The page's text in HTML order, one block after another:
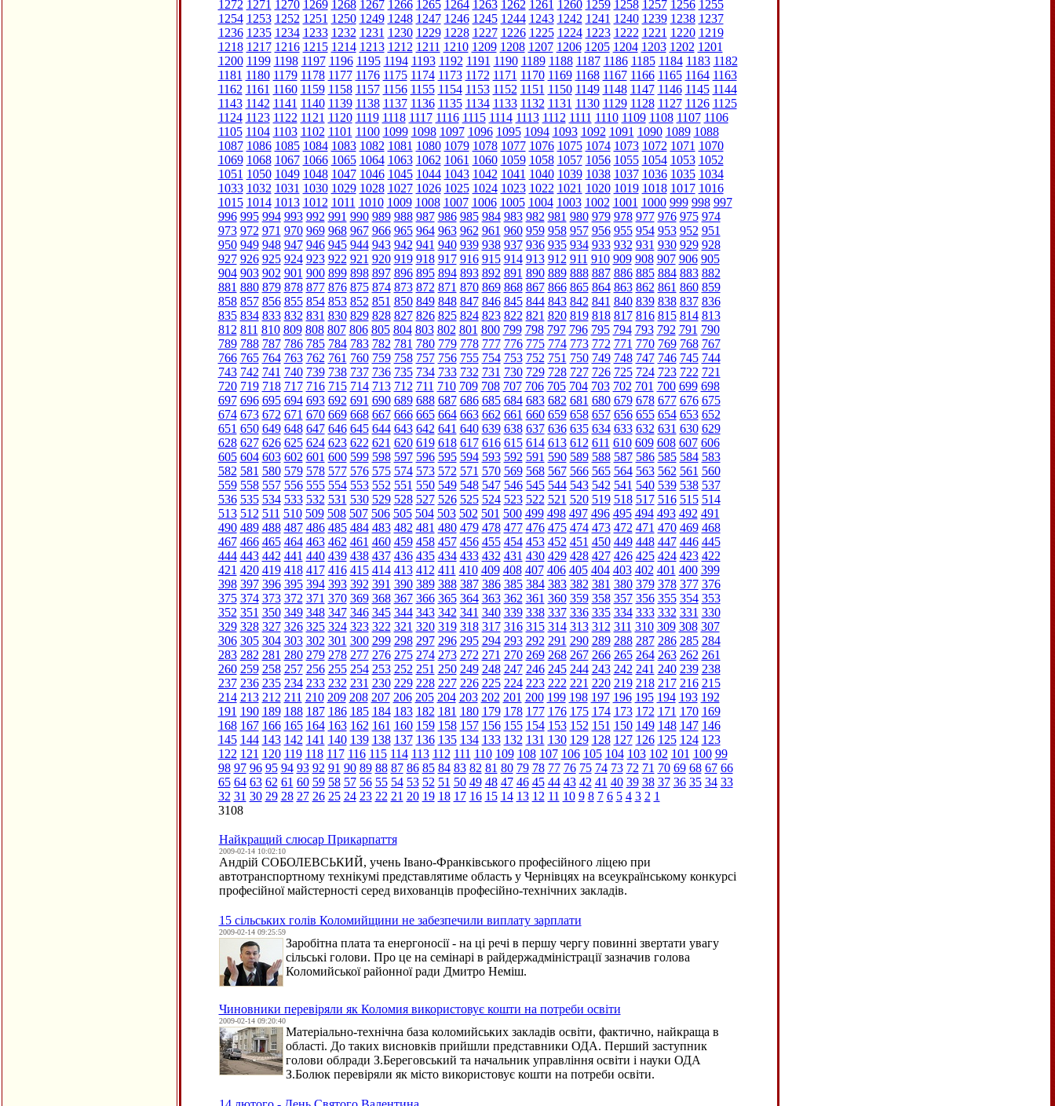
1272 1271 1270 1269 1268 1267 1266 1265 1264 1263 1262 1261 1260 1259 1258 1257 1256 1255
1254 1253 1252 1251 1250 1249 1248 1247 1246 1245 1244 1243 1242 1241 1240 1239 1238 1237
1236 1235 1234 1233 1232 1231 1230 1229 1228 1227 1226 1225 1224 1223 1222 1221 1220 1219
1218 1217 1216 1215 1214 1213 1212 1211 1210 1209 1208 1207 1206 1205 1204 1203 1202 1201
1200 1199 1198 1197 1196 1195 1194 1193 1192 1191 1190 1189 1188 1187 1186 1185 1184 1183 1182
1181 1180 1179 1178 1177 1176 1175 1174 1173 1172 1171 1170 1169 1168 1167 1166 1165 1164 1163
1162 1161 1160 1159 1158 1157 1156 1155 1154 1153 1152 1151 1150 1149 1148 1147 1146 1145 1144
1143 1142 1141 1140 1139 1138 1137 1136 1135 1134 1133 1132 1131 1130 1129 1128 1127 1126 1125
1124 1123 1122 1121 1120 1119 1118 1117 1116 1115 1114 1113 1112 1111 1110 1109 1108 1107 1106
1105 1104 1103 1102 1101 1100 1099 1098 1097 1096 1095 1094 1093 1092 1091 1090 1089 1088
1087 1086 1085 1084 1083 1082 1081 1080 1079 1078 1077 1076 1075 1074 1073 1072 1071 1070
1069 1068 1067 1066 1065 1064 1063 1062 1061 1060 1059 1058 1057 1056 1055 1054 1053 1052
1051 1050 1049 1048 1047 1046 1045 1044 1043 1042 1041 1040 1039 1038 1037 1036 1035 1034
1033 1032 1031 1030 1029 1028 1027 1026 1025 1024 1023 1022 1021 1020 1019 1018 1017 1016
1015 1014 1013 1012 1011 1010 1009 1008 1007 1006 1005 1004 1003 1002 1001 1000 999 998 997
996 995 994 993 992 991 990 989 988 987 986 985 984 983 982 981 980 979 978 977 976 975 974
973 972 971 970 969 968 967 966 965 964 963 962 961 960 959 958 957 956 955 954 953 952 951
950 949 948 947 946 945 944 943 942 941 940 939 938 937 936 935 934 933 932 931 930 929 928
927 926 925 924 923 922 921 920 919 918 917 916 915 914 913 912 911 910 909 908 907 906 905
904 903 902 901 900 899 898 897 896 895 894 893 892 891 890 889 888 887 886 885 884 883 882
881 880 879 878 877 876 875 874 873 872 871 870 869 868 867 866 865 864 863 862 861 860 859
858 857 856 855 854 853 852 851 850 849 848 847 846 845 844 843 842 841 840 839 838 837 836
835 834 833 832 831 830 829 828 827 826 825 824 823 822 821 820 819 818 817 816 815 814 813
812 811 810 809 808 807 806 805 804 803 802 801 800 799 798 797 796 795 794 793 792 791 790
789 788 787 786 785 784 783 782 781 780 779 778 777 776 775 774 773 772 771 770 769 768 767
766 765 764 763 762 761 760 759 758 757 756 755 754 753 752 751 750 749 748 747 746 745 744
743 742 741 740 739 738 737 736 735 734 733 732 731 730 729 728 727 726 725 724 723 722 721
720 719 718 717 716 715 714 713 712 711 710 709 708 707 706 705 704 703 702 701 700 699 698
697 696 695 694 693 692 691 690 689 688 687 686 685 684 683 682 681 680 679 678 677 676 675
674 673 672 671 670 669 668 667 666 665 664 663 662 661 660 659 658 657 656 655 654 653 652
651 650 649 648 647 646 645 644 643 642 641 640 639 638 637 636 635 634 633 632 631 630 629
628 627 626 625 624 623 622 621 620 619 618 617 616 615 614 613 612 611 610 609 608 607 606
605 604 603 602 601 600 599 598 597 596 595 594 593 592 591 590 589 588 587 586 585 584 583
582 581 580 579 578 577 576 575 574 573 572 571 570 569 568 567 566 565 564 563 562 561 560
559 558 557 556 555 554 553 552 551 550 549 548 547 546 545 544 543 542 541 540 539 538 537
536 535 534 533 532 531 530 529 528 527 526 525 524 523 522 521 520 519 518 517 516 515 514
513 512 511 510 509 508 507 506 505 504 503 502 501 500 499 498 497 496 495 494 493 492 491
490 489 488 487 486 485 484 483 482 481 480 479 478 477 476 475 474 473 472 471 470 469 468
467 466 465 464 463 462 461 460 459 458 457 456 455 454 453 452 451 450 449 448 447 446 445
444 443 442 441 440 439 438 437 436 435 434 433 432 431 430 429 428 427 426 425 424 423 422
421 420 419 418 417 416 415 414 413 412 411 410 409 408 407 406 405 404 403 402 401 400 399
398 397 396 395 394 393 392 391 390 389 388 387 386 385 384 383 382 381 380 379 378 377 376
375 374 373 372 371 370 369 368 367 366 365 364 363 362 361 360 359 358 357 356 355 354 353
352 351 350 349 348 347 346 345 344 343 342 341 340 339 338 337 336 335 334 333 332 331 330
329 328 327 326 325 324 323 322 321 320 319 318 317 316 315 314 313 312 311 310 309 308 307
306 305 304 303 302 301 300 299 298 297 296 295 294 293 292 291 290 289 288 287 286 285 284
283 282 281 280 279 278 277 276 275 274 273 272 271 270 269 268 267 266 265 264 263 262 261
260 259 258 257 256 255 254 253 252 251 250 249 248 247 246 245 244 243 242 241 240 239 238
237 236 235 234 233 232 231 230 229 228 227 226 225 224 223 222 221 220 219 218 217 216 215
214 213 212 211 210 209 208 207 206 205 204 203 202 201 200 199 198 197 196 195 194 193 192
191 190 189 188 187 186 185 184 183 182 181 180 179 178 177 176 175 174 173 172 171 170 169
168 167 166 165 164 163 162 161 160 159 158 157 156 155 154 153 152 151 150 149 148 147 146
145 144 143 142 141 140 139 138 137 136 135 134 133 132 131 130 129 128 127 126 125 124 123
122 121 120 119 118 117 116 115 114 113 112 111 110 109 108 107 106 105 104 103 102 101 100 99
98 97 96 95 94 93 92 91 90 89 88 87 86 85 84 83 82 81 80 79 78 77 76 75 74 73 72 71 70 69 68 67 66
65 64 63 62 61 60 59 58 57 56 55 54 53 52 51 50 49 48 47 46 45 44 43 42 41 40 39 38 37 36 35 34 33
32 31 30 29 28 27 26 25 24 23 22 21 20 19 18 17 16 15 14 13 12 11 10 9 8 7 6 5 4 3 2 1
3108
Найкращий слюсар Прикарпаття
2009-02-14 10:02:10
Андрій СОБОЛЕВСЬКИЙ, учень Івано-Франківського професійного ліцею при
автотранспортному технікумі представлятиме область у Чернівцях на всеукраїнському конкурсі
професійної майстерності серед вихованців професійно-технічних закладів.
15 сільських голів Коломийщини не забезпечили виплату зарплати
2009-02-14 09:25:59
Заробітна плата та енергоносії - на ці речі в першу чергу повинні звертати увагу
сільські голови. Про це на семінарі в райдержадміністрації зазначив голова
Коломийської районної ради Дмитро Неміш.
Чиновники перевіряли як Коломия використовує кошти на потреби освіти
2009-02-14 09:20:40
Матеріально-технічна база коломийських закладів освіти, фактично, найкраща в
області. До таких висновків прийшли представники ОДА. Перший заступник
голови облради З.Береговський та начальник управління освіти і науки ОДА
З.Болюк перевіряли як місто використовує кошти на потреби освіти.